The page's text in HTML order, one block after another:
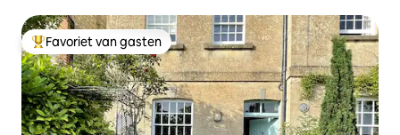
Topfavoriet van gasten
Favoriet van gasten